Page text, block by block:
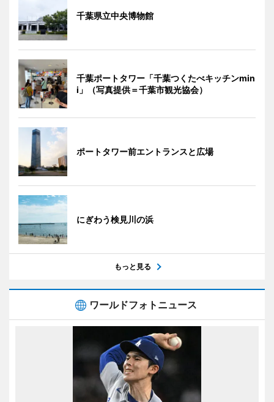
千葉県立中央博物館
千葉ポートタワー「千葉つくたべキッチンmin
i」（写真提供＝千葉市観光協会）
ポートタワー前エントランスと広場
にぎわう検見川の浜
もっと見る
ワールドフォトニュース